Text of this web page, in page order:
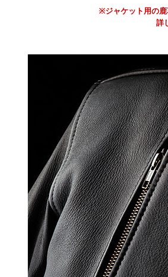
※ジャケット用の鹿
詳